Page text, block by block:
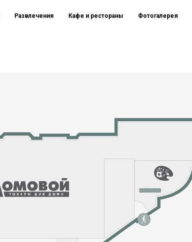
Развлечения Кафе и рестораны Фотогалерея